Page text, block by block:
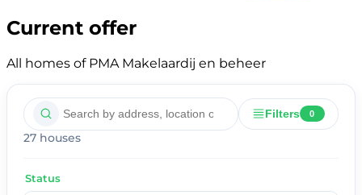
Current offer
All homes of PMA Makelaardij en beheer
Filters 0
27 houses
Status